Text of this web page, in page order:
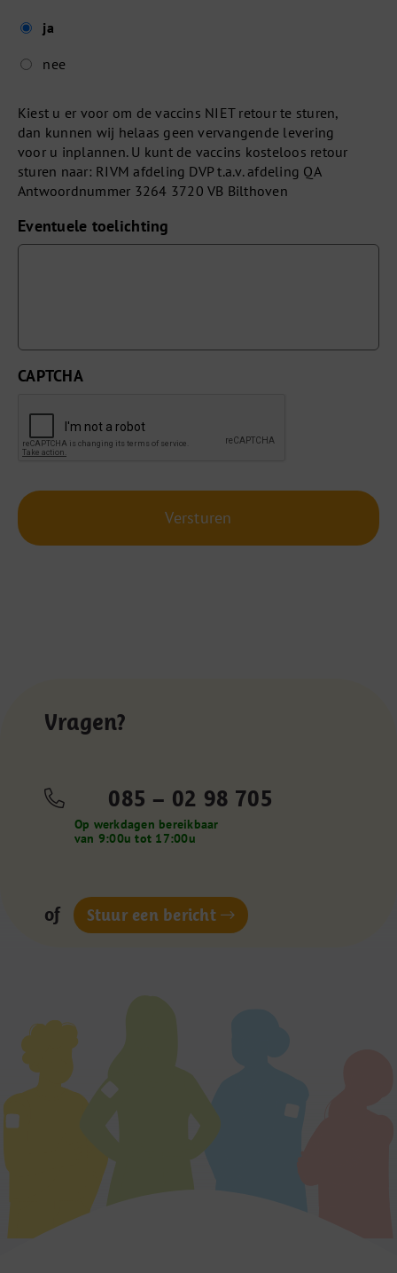
ja
nee
Kiest u er voor om de vaccins NIET retour te sturen,
dan kunnen wij helaas geen vervangende levering
voor u inplannen. U kunt de vaccins kosteloos retour
sturen naar: RIVM afdeling DVP t.a.v. afdeling QA
Antwoordnummer 3264 3720 VB Bilthoven
Eventuele toelichting
CAPTCHA
Vragen?
085 – 02 98 705
Op werkdagen bereikbaar
van 9:00u tot 17:00u
of Stuur een bericht